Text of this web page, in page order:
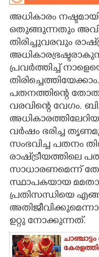
CARTOONS
LITERATURE
ZOOM
CONTACT US
അധികാരം
ഒതുങ്ങുന്നതും
തിരിച്ചുവരവും
പ്രവർത്തിച്ച്
പതനത്തിന്റെ
വരവിന്റെ വേഗം.
വർഷം ഭരിച്ച
സംഭവിച്ച പതനം
രാഷ്‌ട്രീയത്തിലെ
സാധാരണമെന്ന്
സ്ഥാപകയായ
പ്രതിസന്ധിയെ
ഉറ്റു നോക്കുന്നത്.